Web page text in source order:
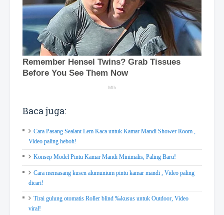
Baca juga:
Cara Pasang Sealant Lem Kaca untuk Kamar Mandi Shower Room ,
Video paling heboh!
Konsep Model Pintu Kamar Mandi Minimalis, Paling Baru!
Cara memasang kusen alumunium pintu kamar mandi , Video paling
dicari!
Tirai gulung otomatis Roller blind ‰kusus untuk Outdoor, Video
viral!